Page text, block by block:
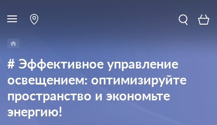
# Эффективное управление
освещением: оптимизируйте
пространство и экономьте
энергию!